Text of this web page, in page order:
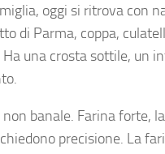
oggi si ritrova con
di Parma, coppa,
una crosta sottile, un
banale. Farina forte,
precisione. La